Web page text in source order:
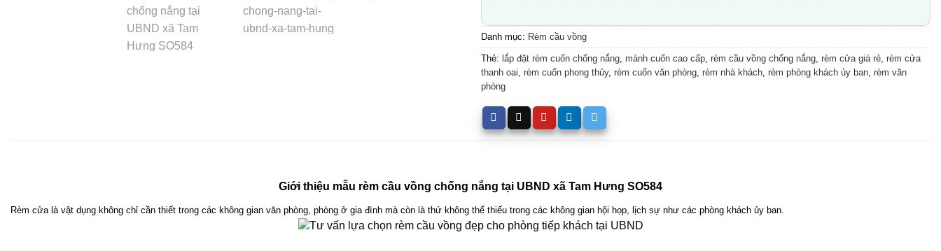
Danh mục: Rèm cầu vồng
Thẻ: lắp đặt rèm cuốn chống nắng mành cuốn cao cấp rèm cầu vồng chống nắng rèm cửa giá rẻ rèm cửa
thanh oai rèm cuốn phong thủy, rèm cuốn văn phòng rèm nhà khách rèm phòng khách ủy ban rèm văn
phòng
Giới thiệu mẫu rèm cầu vồng chống nắng tại UBND xã Tam Hưng SO584
Rèm cửa là vật dụng không chỉ cần thiết trong các không gian văn phòng, phòng ở gia đình mà còn là thứ không thể thiếu trong các không gian hội họp, lịch sự như các phòng khách ủy ban.